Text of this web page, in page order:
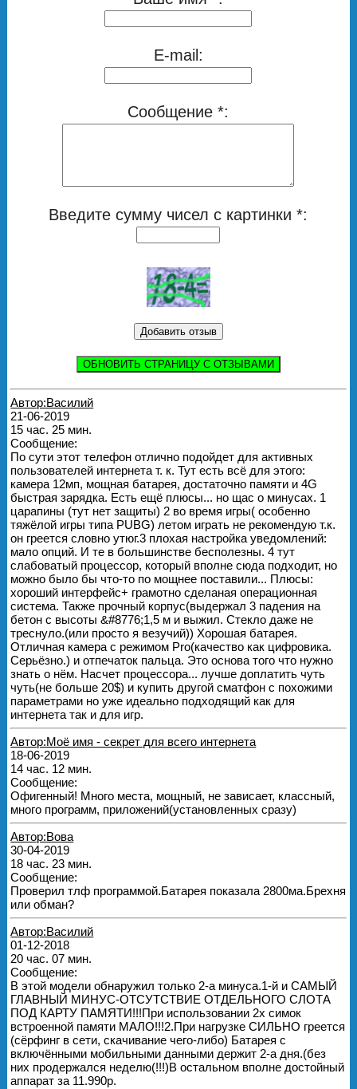
E-mail:
Сообщение *:
Введите сумму чисел с картинки *:
ОБНОВИТЬ СТРАНИЦУ С ОТЗЫВАМИ
Автор:Василий
21-06-2019
15 час. 25 мин.
Сообщение:
По сути этот телефон отлично подойдет для активных
пользователей интернета т. к. Тут есть всё для этого:
камера 12мп, мощная батарея, достаточно памяти и 4G
быстрая зарядка. Есть ещё плюсы... но щас о минусах. 1
царапины (тут нет защиты) 2 во время игры( особенно
тяжёлой игры типа PUBG) летом играть не рекомендую т.к.
он греется словно утюг.3 плохая настройка уведомлений:
мало опций. И те в большинстве бесполезны. 4 тут
слабоватый процессор, который вполне сюда подходит, но
можно было бы что-то по мощнее поставили... Плюсы:
хороший интерфейс+ грамотно сделаная операционная
система. Также прочный корпус(выдержал 3 падения на
бетон с высоты &#8776;1,5 м и выжил. Стекло даже не
треснуло.(или просто я везучий)) Хорошая батарея.
Отличная камера с режимом Pro(качество как цифровика.
Серьёзно.) и отпечаток пальца. Это основа того что нужно
знать о нём. Насчет процессора... лучше доплатить чуть
чуть(не больше 20$) и купить другой сматфон с похожими
параметрами но уже идеально подходящий как для
интернета так и для игр.
Автор:Моё имя - секрет для всего интернета
18-06-2019
14 час. 12 мин.
Сообщение:
Офигенный! Много места, мощный, не зависает, классный,
много программ, приложений(установленных сразу)
Автор:Вова
30-04-2019
18 час. 23 мин.
Сообщение:
Проверил тлф программой.Батарея показала 2800ма.Брехня
или обман?
Автор:Василий
01-12-2018
20 час. 07 мин.
Сообщение:
В этой модели обнаружил только 2-а минуса.1-й и САМЫЙ
ГЛАВНЫЙ МИНУС-ОТСУТСТВИЕ ОТДЕЛЬНОГО СЛОТА
ПОД КАРТУ ПАМЯТИ!!!При использовании 2х симок
встроенной памяти МАЛО!!!2.При нагрузке СИЛЬНО греется
(сёрфинг в сети, скачивание чего-либо) Батарея с
включёнными мобильными данными держит 2-а дня.(без
них продержался неделю(!!!)В остальном вполне достойный
аппарат за 11.990р.